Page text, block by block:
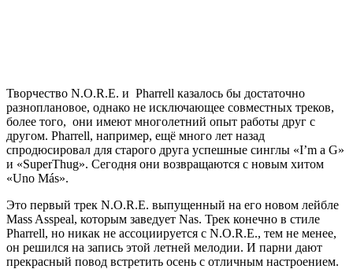
Творчество N.O.R.E. и Pharrell казалось бы достаточно
разноплановое, однако не исключающее совместных треков,
более того, они имеют многолетний опыт работы друг с
другом. Pharrell, например, ещё много лет назад
спродюсировал для старого друга успешные синглы «I’m a G»
и «SuperThug». Сегодня они возвращаются с новым хитом
«Uno Más».
Это первый трек N.O.R.E. выпущенный на его новом лейбле
Mass Asspeal, которым заведует Nas. Трек конечно в стиле
Pharrell, но никак не ассоциируется с N.O.R.E., тем не менее,
он решился на запись этой летней мелодии. И парни дают
прекрасный повод встретить осень с отличным настроением.